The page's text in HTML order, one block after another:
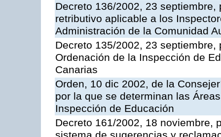
Decreto 136/2002, 23
retributivo aplicable a los
Administración de la Comunidad
Decreto 135/2002, 23
Ordenación de la Inspección de
Canarias
Orden, 10 dic 2002, de la
por la que se determinan las
Inspección de Educación
Decreto 161/2002, 18 noviembre,